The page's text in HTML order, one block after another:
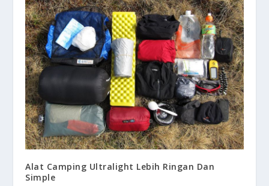
Alat Camping Ultralight Lebih Ringan Dan
Simple